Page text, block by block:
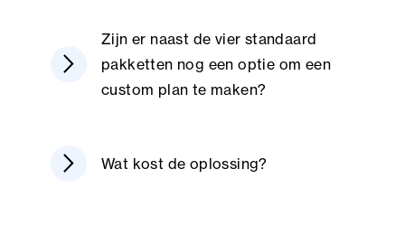
arrow_forward_ios
Zijn er naast de vier standaard
pakketten nog een optie om een
custom plan te maken?
arrow_forward_ios Wat kost de oplossing?